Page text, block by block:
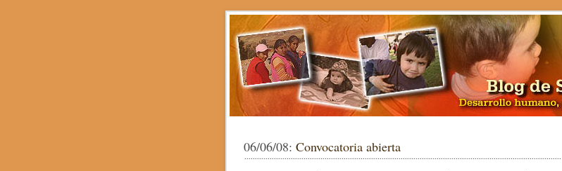
06/06/08: Convocatoria abierta